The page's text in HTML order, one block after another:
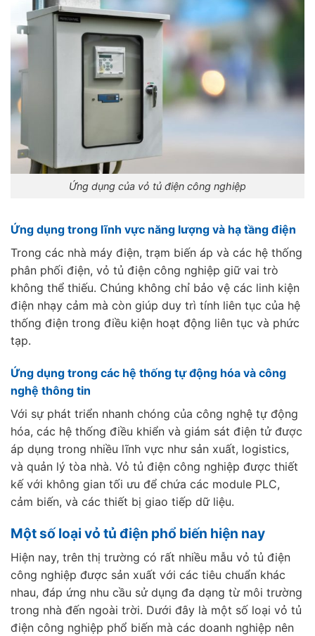
Ứng dụng của vỏ tủ điện công nghiệp
Ứng dụng trong lĩnh vực năng lượng và hạ tầng điện
Trong các nhà máy điện, trạm biến áp và các hệ thống
phân phối điện, vỏ tủ điện công nghiệp giữ vai trò
không thể thiếu. Chúng không chỉ bảo vệ các linh kiện
điện nhạy cảm mà còn giúp duy trì tính liên tục của hệ
thống điện trong điều kiện hoạt động liên tục và phức
tạp.
Ứng dụng trong các hệ thống tự động hóa và công
nghệ thông tin
Với sự phát triển nhanh chóng của công nghệ tự động
hóa, các hệ thống điều khiển và giám sát điện tử được
áp dụng trong nhiều lĩnh vực như sản xuất, logistics,
và quản lý tòa nhà. Vỏ tủ điện công nghiệp được thiết
kế với không gian tối ưu để chứa các module PLC,
cảm biến, và các thiết bị giao tiếp dữ liệu.
Một số loại vỏ tủ điện phổ biến hiện nay
Hiện nay, trên thị trường có rất nhiều mẫu vỏ tủ điện
công nghiệp được sản xuất với các tiêu chuẩn khác
nhau, đáp ứng nhu cầu sử dụng đa dạng từ môi trường
trong nhà đến ngoài trời. Dưới đây là một số loại vỏ tủ
điện công nghiệp phổ biến mà các doanh nghiệp nên